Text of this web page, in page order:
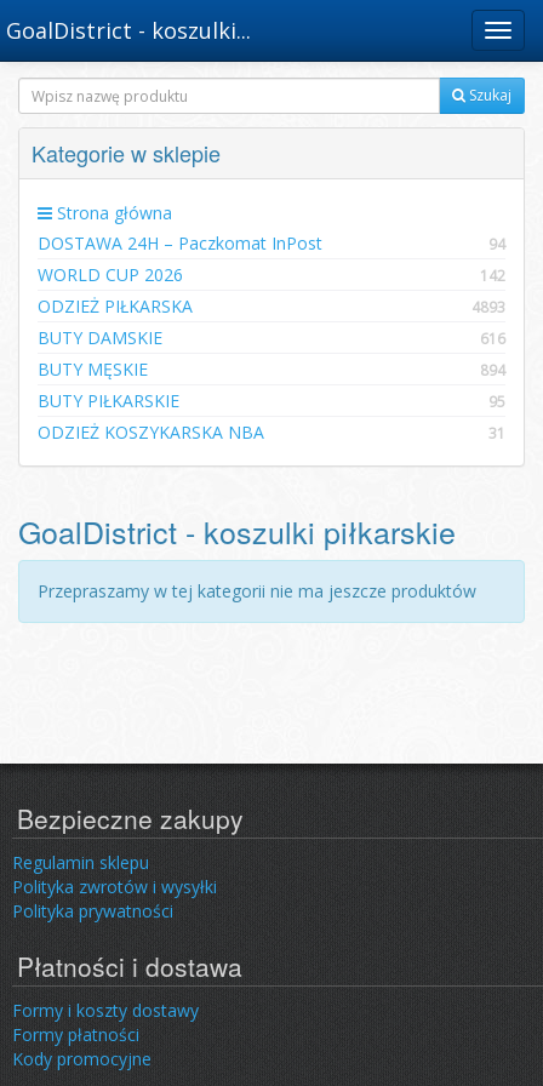
Menu
GoalDistrict - koszulki...
Szukaj
Kategorie w sklepie
Strona główna
DOSTAWA 24H – Paczkomat InPost
94
WORLD CUP 2026 142
ODZIEŻ PIŁKARSKA 4893
BUTY DAMSKIE 616
BUTY MĘSKIE 894
BUTY PIŁKARSKIE 95
ODZIEŻ KOSZYKARSKA NBA 31
GoalDistrict - koszulki piłkarskie
Przepraszamy w tej kategorii nie ma jeszcze produktów
Bezpieczne zakupy
Regulamin sklepu
Polityka zwrotów i wysyłki
Polityka prywatności
Płatności i dostawa
Formy i koszty dostawy
Formy płatności
Kody promocyjne